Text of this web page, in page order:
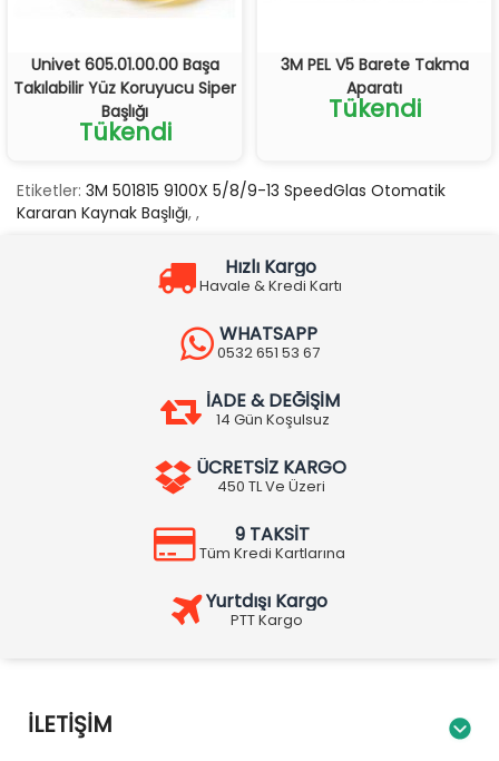
Univet 605.01.00.00 Başa
Takılabilir Yüz Koruyucu Siper
Başlığı
Tükendi
3M PEL V5 Barete Takma
Aparatı
Tükendi
Etiketler: 3M 501815 9100X 5/8/9-13 SpeedGlas Otomatik
Kararan Kaynak Başlığı, ,
Hızlı Kargo
Havale & Kredi Kartı
WHATSAPP
0532 651 53 67
İADE & DEĞİŞİM
14 Gün Koşulsuz
ÜCRETSİZ KARGO
450 TL Ve Üzeri
9 TAKSİT
Tüm Kredi Kartlarına
Yurtdışı Kargo
PTT Kargo
İLETIŞIM